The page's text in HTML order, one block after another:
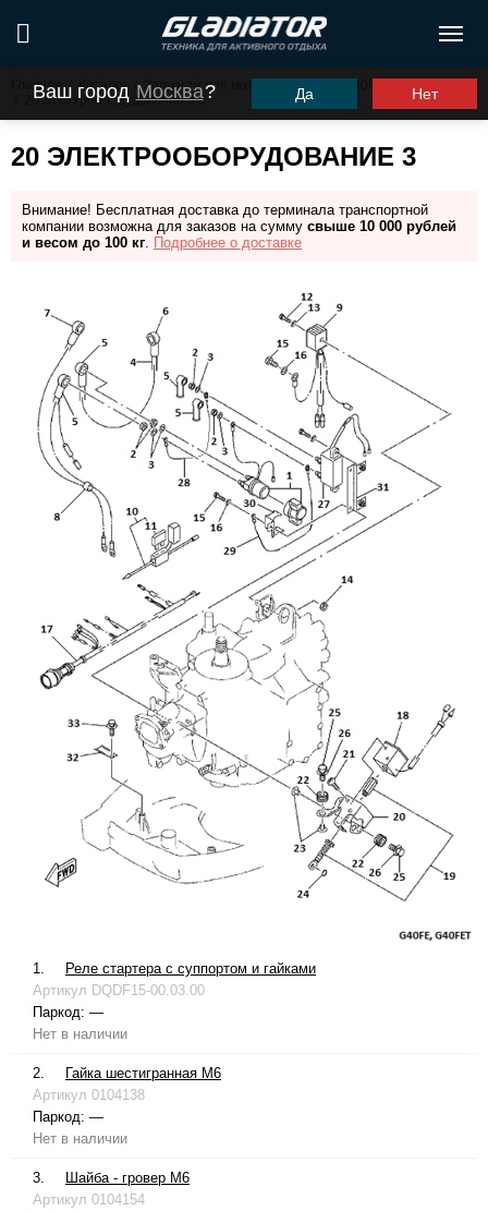
Ваш город Москва? Да Нет
Главная / Каталог Запчасти для моторов ПЛМ
G40FHS (G40FES)
20 Электрооборудование 3
20 ЭЛЕКТРООБОРУДОВАНИЕ 3
Внимание! Бесплатная доставка до терминала транспортной
компании возможна для заказов на сумму свыше 10 000 рублей
и весом до 100 кг. Подробнее о доставке
1.
Реле стартера с суппортом и гайками
Артикул DQDF15-00.03.00
Паркод: —
Нет в наличии
2.
Гайка шестигранная М6
Артикул 0104138
Паркод: —
Нет в наличии
3.
Шайба - гровер М6
Артикул 0104154